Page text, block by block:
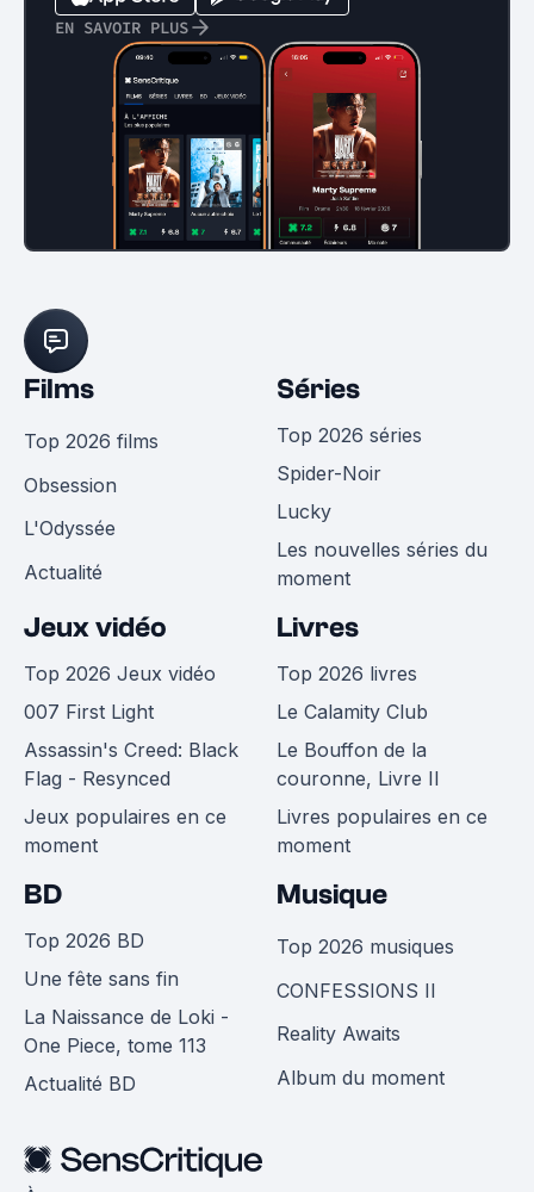
EN SAVOIR PLUS
Films
Top 2026 films
Obsession
L'Odyssée
Actualité
Séries
Top 2026 séries
Spider-Noir
Lucky
Les nouvelles séries du
moment
Jeux vidéo
Top 2026 Jeux vidéo
007 First Light
Assassin's Creed: Black
Flag - Resynced
Jeux populaires en ce
moment
Livres
Top 2026 livres
Le Calamity Club
Le Bouffon de la
couronne, Livre II
Livres populaires en ce
moment
BD
Top 2026 BD
Une fête sans fin
La Naissance de Loki -
One Piece, tome 113
Actualité BD
Musique
Top 2026 musiques
CONFESSIONS II
Reality Awaits
Album du moment